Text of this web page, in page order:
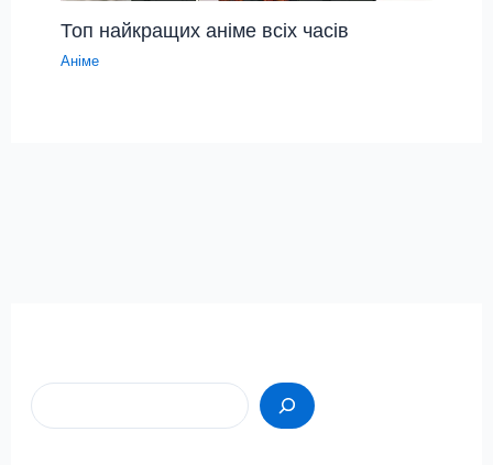
Топ найкращих аніме всіх часів
Аніме